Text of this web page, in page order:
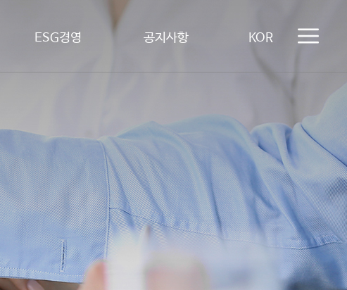
ESG경영 공지사항 KOR